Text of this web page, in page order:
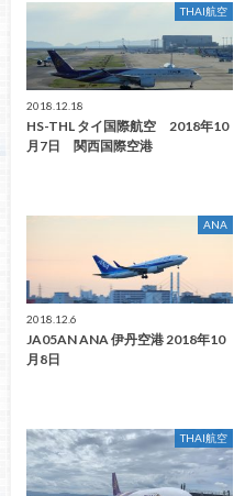
THAI航空
2018.12.18
HS-THL タイ国際航空 2018年10
月7日 関西国際空港
ANA
2018.12.6
JA05AN ANA 伊丹空港 2018年10
月8日
THAI航空